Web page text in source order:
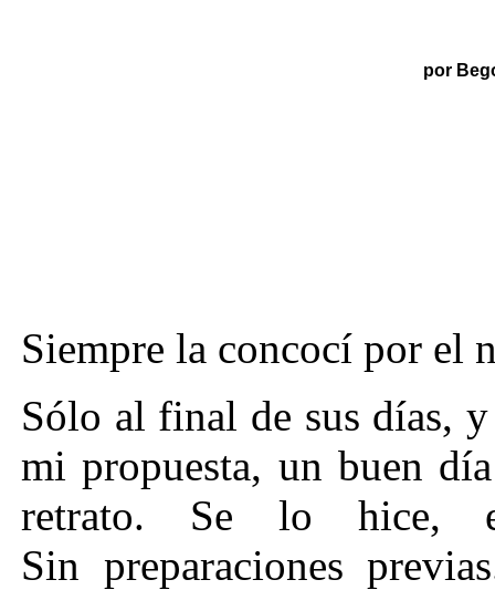
por
Siempre la concocí por el
Sólo al final de sus días,
mi propuesta, un buen
retrato. Se lo hice,
Sin preparaciones